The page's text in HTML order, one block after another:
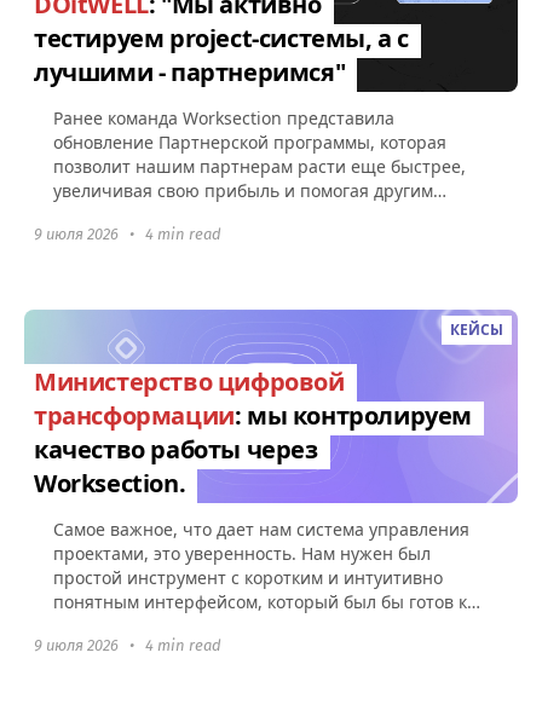
тестируем project-системы, а с
лучшими - партнеримся"
Ранее команда Worksection представила
обновление Партнерской программы, которая
позволит нашим партнерам расти еще быстрее,
увеличивая свою прибыль и помогая другим
9 июля 2026 • 4 min read
КЕЙСЫ
Министерство цифровой
трансформации: мы контролируем
качество работы через
Worksection.
Самое важное, что дает нам система управления
проектами, это уверенность. Нам нужен был
простой инструмент с коротким и интуитивно
понятным интерфейсом, который был бы готов к
9 июля 2026 • 4 min read